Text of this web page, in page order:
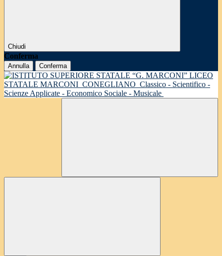
Chiudi
Conferma
Annulla Conferma
LICEO
STATALE MARCONI CONEGLIANO Classico - Scientifico -
Scienze Applicate - Economico Sociale - Musicale